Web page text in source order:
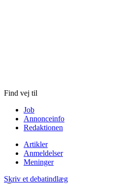
Find vej til
Job
Annonceinfo
Redaktionen
Artikler
Anmeldelser
Meninger
Skriv et debatindlæg